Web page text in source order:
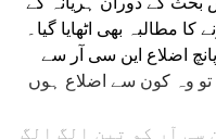
مطالبہ بھی اٹھایا گیا۔
اضلاع این سی آر سے
تو وہ کون سے اضلاع ہوں
کے تحت این سی آر کو تین الگ الگ